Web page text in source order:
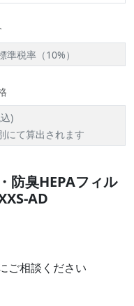
準税率（10%）
)
にて算出されます
防臭HEPAフィル
AD
ご相談ください